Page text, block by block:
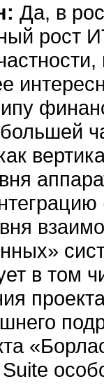
Да, в
рост
в том